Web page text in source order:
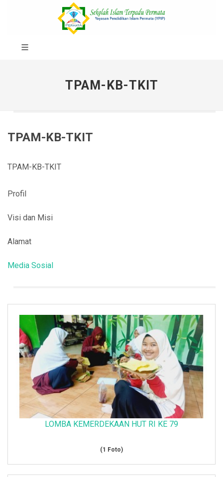
TPAM-KB-TKIT
TPAM-KB-TKIT
TPAM-KB-TKIT
Profil
Visi dan Misi
Alamat
Media Sosial
LOMBA KEMERDEKAAN HUT RI KE 79
(1 Foto)